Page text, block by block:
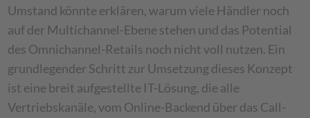
Umstand könnte erklären, warum viele Händler noch
auf der Multichannel-Ebene stehen und das Potential
des Omnichannel-Retails noch nicht voll nutzen. Ein
grundlegender Schritt zur Umsetzung dieses Konzept
ist eine breit aufgestellte IT-Lösung, die alle
Vertriebskanäle, vom Online-Backend über das Call-